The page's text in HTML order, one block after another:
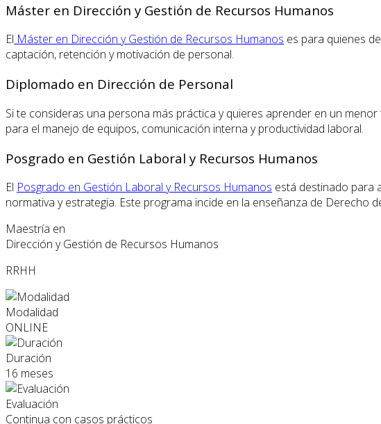
Máster en Dirección y Gestión de Recursos Humanos
El Máster en Dirección y Gestión de Recursos Humanos es para quienes
captación, retención y motivación de personal.
Diplomado en Dirección de Personal
Si te consideras una persona más práctica y quieres aprender en un menor
para el manejo de equipos, comunicación interna y productividad laboral.
Posgrado en Gestión Laboral y Recursos Humanos
El Posgrado en Gestión Laboral y Recursos Humanos está destinado para
normativa y estrategia. Este programa incide en la enseñanza de Derecho
Maestría en
Dirección y Gestión de Recursos Humanos
RRHH
Modalidad
ONLINE
Duración
16 meses
Evaluación
Continua con casos prácticos